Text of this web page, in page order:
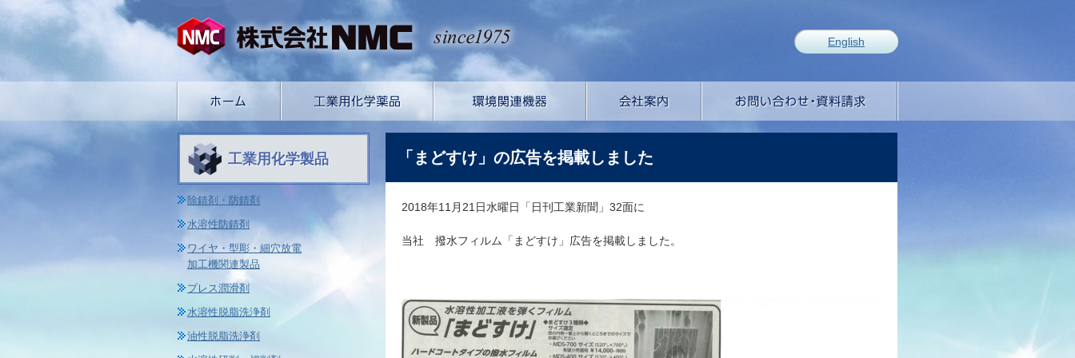
English
「まどすけ」の広告を掲載しました
2018年11月21日水曜日「日刊工業新聞」32面に
当社 撥水フィルム「まどすけ」広告を掲載しました。
工業用化学製品
除錆剤・防錆剤
水溶性防錆剤
ワイヤ・型彫・細穴放電
加工機関連製品
プレス潤滑剤
水溶性脱脂洗浄剤
油性脱脂洗浄剤